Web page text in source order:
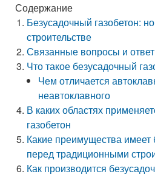
Содержание
Безусадочный газобетон:
строительстве
Связанные вопросы и
Что такое безусадочный
Чем отличается
неавтоклавного
В каких областях
газобетон
Какие преимущества имеет
перед традиционными
Как производится